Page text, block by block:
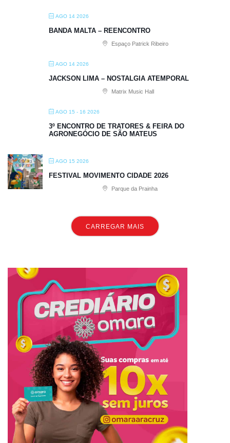
AGO 14 2026
BANDA MALTA – REENCONTRO
Espaço Patrick Ribeiro
AGO 14 2026
JACKSON LIMA – NOSTALGIA ATEMPORAL
Matrix Music Hall
AGO 15 - 16 2026
3º ENCONTRO DE TRATORES & FEIRA DO
AGRONEGÓCIO DE SÃO MATEUS
AGO 15 2026
FESTIVAL MOVIMENTO CIDADE 2026
Parque da Prainha
CARREGAR MAIS